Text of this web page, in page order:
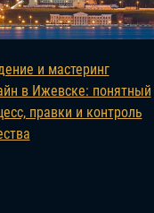
и мастеринг
в Ижевске: понятный
правки и контроль